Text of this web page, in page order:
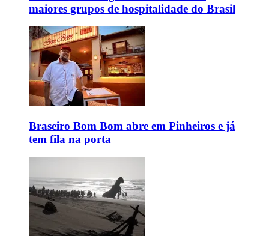
maiores grupos de hospitalidade do Brasil
Braseiro Bom Bom abre em Pinheiros e já
tem fila na porta